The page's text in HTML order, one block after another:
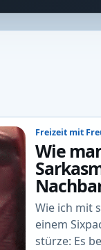
Freizeit mit
Wie
Wie ich mit
einem
stürze: Es